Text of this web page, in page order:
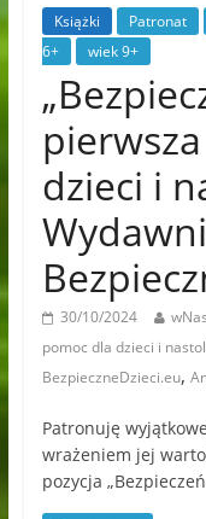
Książki Patronat
6+
wiek 9+
dzieci i
30/10/2024
pomoc dla dzieci i
BezpieczneDzieci.eu,
Patronuję
wrażeniem jej
pozycja